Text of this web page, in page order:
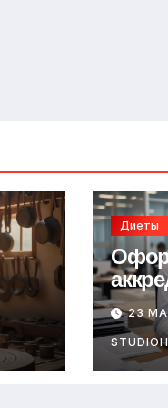
Диеты
23